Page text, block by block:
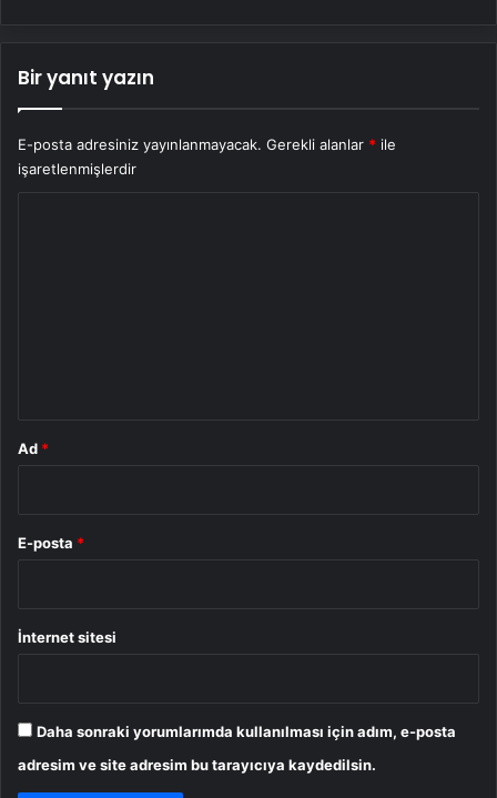
Bir yanıt yazın
E-posta adresiniz yayınlanmayacak. Gerekli alanlar * ile
işaretlenmişlerdir
Ad *
E-posta *
İnternet sitesi
Daha sonraki yorumlarımda kullanılması için adım, e-posta
adresim ve site adresim bu tarayıcıya kaydedilsin.